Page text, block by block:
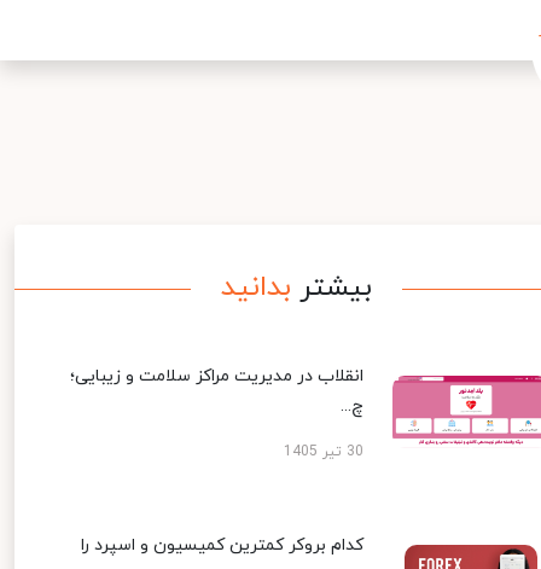
بیشتر بدانید
انقلاب در مدیریت مراکز سلامت و زیبایی؛
چ...
30 تیر 1405
کدام بروکر کمترین کمیسیون و اسپرد را